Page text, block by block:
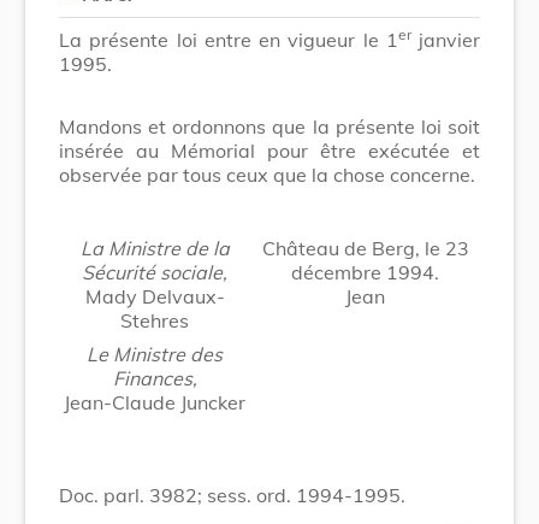
La présente loi entre en vigueur le 1 erjanvier
1995.
Mandons et ordonnons que la présente loi soit
insérée au Mémorial pour être exécutée et
observée par tous ceux que la chose concerne.
La Ministre de la
Sécurité sociale,
Mady Delvaux-
Stehres
Le Ministre des
Finances,
Jean-Claude Juncker
Château de Berg, le 23
décembre 1994.
Jean
Doc. parl. 3982; sess. ord. 1994-1995.